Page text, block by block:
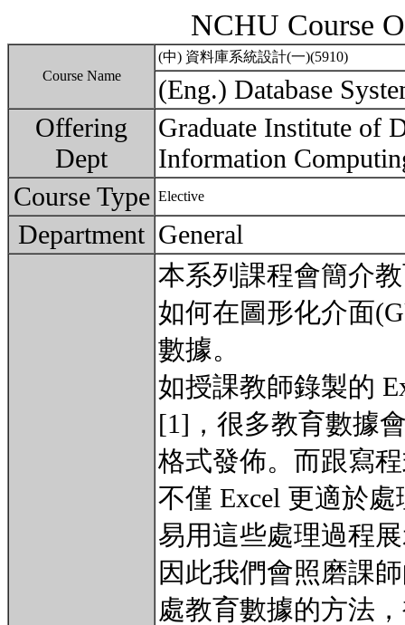
NCHU Course
Course Name
(中) 資料庫系統設計(一)(5910)
(Eng.) Database
Offering
Dept
Graduate Institute of
Information
Course Type Elective
Department General
本系列課程會簡介
如何在圖形化介面
數據。
如授課教師錄製的
[1]，很多教育數據
格式發佈。而跟寫
不僅 Excel 更適於
易用這些處理過程
因此我們會照磨課
處教育數據的方法